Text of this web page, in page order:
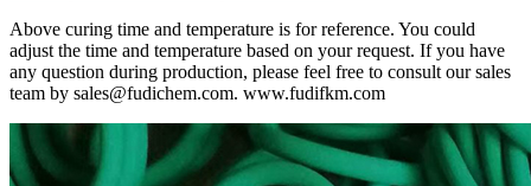
Above curing time and temperature is for reference. You could
adjust the time and temperature based on your request. If you have
any question during production, please feel free to consult our sales
team by sales@fudichem.com. www.fudifkm.com